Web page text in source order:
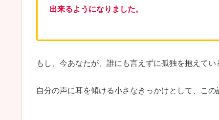
出来るようになりました。
もし、今あなたが、誰にも言えずに孤独を抱えて
自分の声に耳を傾ける小さなきっかけとして、こ